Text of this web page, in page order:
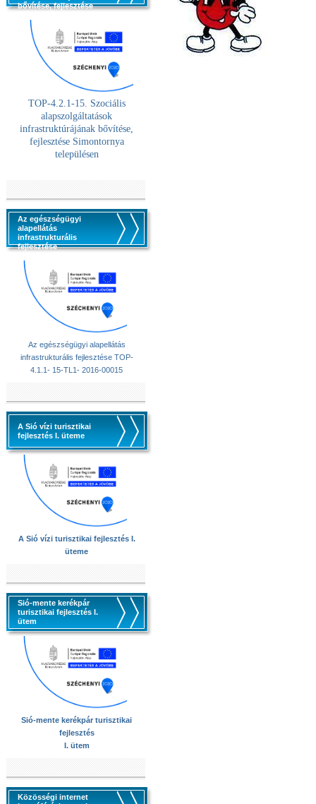
bővítése, fejlesztése
TOP-4.2.1-15. Szociális
alapszolgáltatások
infrastruktúrájának bővítése,
fejlesztése Simontornya
településen
Az egészségügyi
alapellátás
infrastrukturális
fejlesztése
Az egészségügyi alapellátás
infrastrukturális fejlesztése TOP-
4.1.1- 15-TL1- 2016-00015
A Sió vízi turisztikai
fejlesztés I. üteme
A Sió vízi turisztikai fejlesztés I.
üteme
Sió-mente kerékpár
turisztikai fejlesztés I.
ütem
Sió-mente kerékpár turisztikai
fejlesztés
I. ütem
Közösségi internet